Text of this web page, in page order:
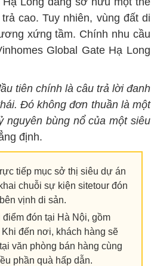
cao. Tuy nhiên, vùng đất di
xứng tầm. Chính nhu cầu
Global Gate Hạ Long
tiên chính là câu trả lời đanh
Đó không đơn thuần là một
nguyên bùng nổ của một siêu
định.
tiếp mục sở thị siêu dự án
chuỗi sự kiện sitetour đón
vịnh di sản.
đón tại Hà Nội, gồm
đến nơi, khách hàng sẽ
văn phòng bán hàng cùng
phần quà hấp dẫn.